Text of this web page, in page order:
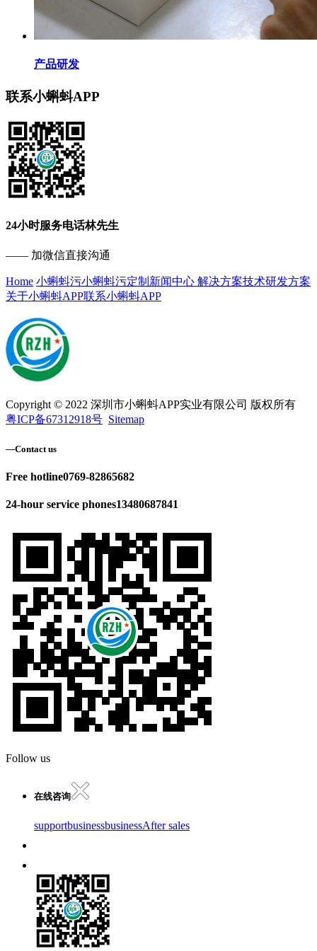
产品研发
联系小蝌蚪APP
24小时服务电话林先生
—— 加微信直接沟通
Home 小蝌蚪污小蝌蚪污定制 新闻中心 解决方案技术研发方案
关于小蝌蚪APP联系小蝌蚪APP
Copyright © 2022 深圳市小蝌蚪APP实业有限公司 版权所有
粤ICP备67312918号 Sitemap
—Contact us
Free hotline0769-82865682
24-hour service phones13480687841
Follow us
在线咨询
supportbusinessbusinessAfter sales